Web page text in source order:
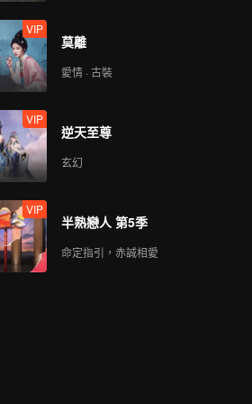
VIP
莫離
愛情 · 古裝
VIP
逆天至尊
玄幻
VIP
半熟戀人 第5季
命定指引，赤誠相愛